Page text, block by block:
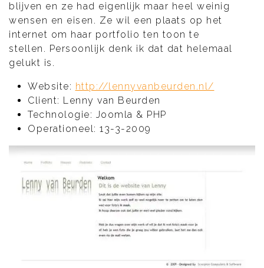
blijven en ze had eigenlijk maar heel weinig
wensen en eisen. Ze wil een plaats op het
internet om haar portfolio ten toon te
stellen. Persoonlijk denk ik dat dat helemaal
gelukt is.
Website: http://lennyvanbeurden.nl/
Client: Lenny van Beurden
Technologie: Joomla & PHP
Operationeel: 13-3-2009